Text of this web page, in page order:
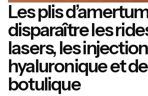
Les plis
disparaître les
lasers, les
hyaluronique et
botulique